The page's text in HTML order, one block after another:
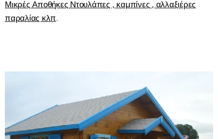
Μικρές Αποθήκες Ντουλάπες , καμπίνες , αλλαξιέρες
παραλίας κλπ.